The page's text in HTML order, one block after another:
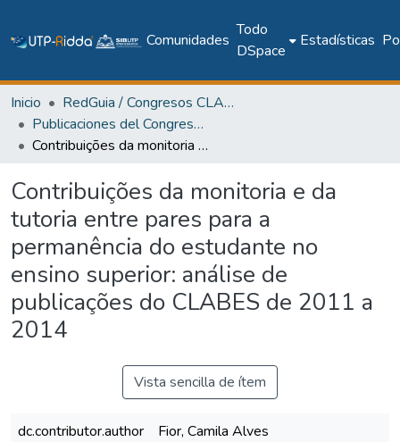
Comunidades
Todo
DSpace
Estadísticas
Inicio
RedGuia / Congresos CLABES
Publicaciones del Congreso Internacional CLABES
Contribuições da monitoria e da tutoria entre pares para a permanência do estudante no ensino superior: análise de publicações do CLABES de 2011 a 2014
Contribuições da monitoria e da
tutoria entre pares para a
permanência do estudante no
ensino superior: análise de
publicações do CLABES de 2011 a
2014
Vista sencilla de ítem
dc.contributor.author
Fior, Camila Alves